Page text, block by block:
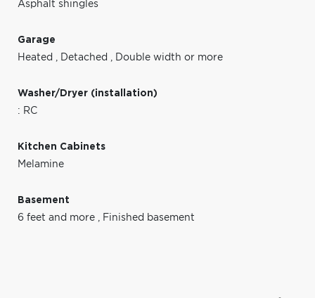
Asphalt shingles
Garage
Heated , Detached , Double width or more
Washer/Dryer (installation)
: RC
Kitchen Cabinets
Melamine
Basement
6 feet and more , Finished basement